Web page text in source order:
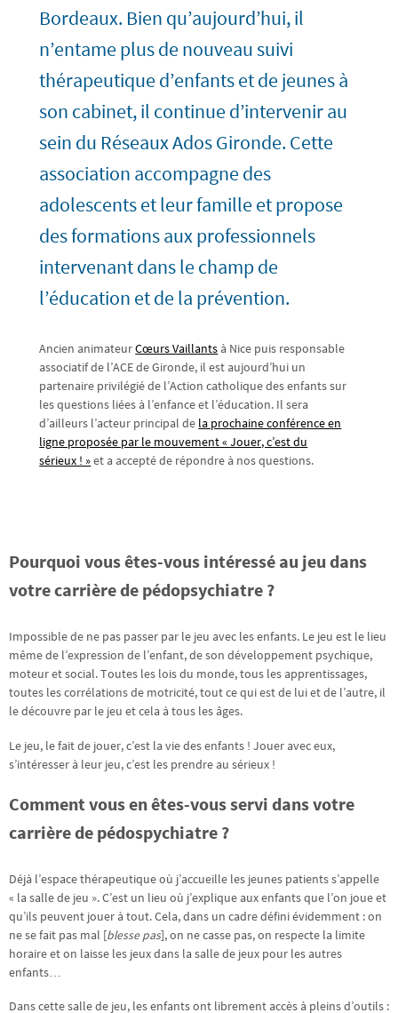
Bordeaux. Bien qu’aujourd’hui, il
n’entame plus de nouveau suivi
thérapeutique d’enfants et de jeunes à
son cabinet, il continue d’intervenir au
sein du Réseaux Ados Gironde. Cette
association accompagne des
adolescents et leur famille et propose
des formations aux professionnels
intervenant dans le champ de
l’éducation et de la prévention.
Ancien animateurCœurs Vaillants à Nice puis responsable
associatif de l’ACE de Gironde, il est aujourd’hui un
partenaire privilégié de l’Action catholique des enfants sur
les questions liées à l’enfance et l’éducation. Il sera
d’ailleurs l’acteur principal de la prochaine conférence en
ligne proposée par le mouvement « Jouer, c’est du
sérieux ! »et a accepté de répondre à nos questions.
Pourquoi vous êtes-vous intéressé au jeu dans
votre carrière de pédopsychiatre ?
Impossible de ne pas passer par le jeu avec les enfants. Le jeu est le lieu
même de l’expression de l’enfant, de son développement psychique,
moteur et social. Toutes les lois du monde, tous les apprentissages,
toutes les corrélations de motricité, tout ce qui est de lui et de l’autre, il
le découvre par le jeu et cela à tous les âges.
Le jeu, le fait de jouer, c’est la vie des enfants ! Jouer avec eux,
s’intéresser à leur jeu, c’est les prendre au sérieux !
Comment vous en êtes-vous servi dans votre
carrière de pédospychiatre ?
Déjà l’espace thérapeutique où j’accueille les jeunes patients s’appelle
« la salle de jeu ». C’est un lieu où j’explique aux enfants que l’on joue et
qu’ils peuvent jouer à tout. Cela, dans un cadre défini évidemment : on
ne se fait pas mal [blesse pas], on ne casse pas, on respecte la limite
horaire et on laisse les jeux dans la salle de jeux pour les autres
enfants…
Dans cette salle de jeu, les enfants ont librement accès à pleins d’outils :